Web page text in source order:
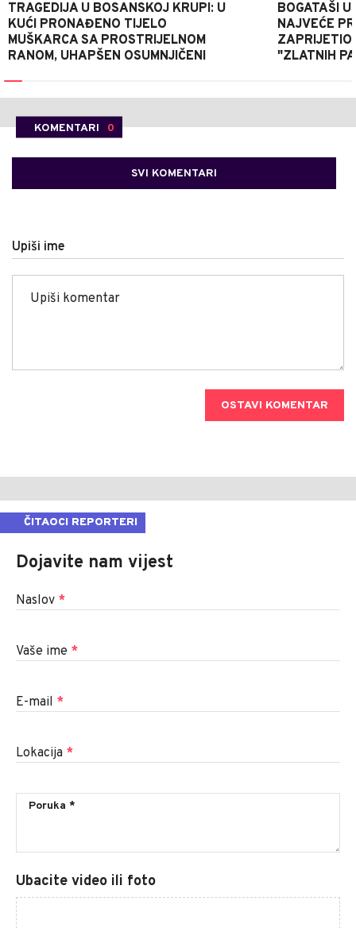
TRAGEDIJA U BOSANSKOJ KRUPI: U
KUĆI PRONAĐENO TIJELO
MUŠKARCA SA PROSTRIJELNOM
RANOM, UHAPŠEN OSUMNJIČENI
BOGATAŠI
NAJVEĆE
ZAPRIJETIO
"ZLATNIH
KOMENTARI 0
SVI KOMENTARI
Upiši ime
OSTAVI KOMENTAR
ČITAOCI REPORTERI
Dojavite nam vijest
Naslov *
Vaše ime *
E-mail *
Lokacija *
Ubacite video ili foto